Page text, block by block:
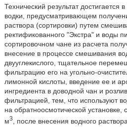
Технический результат достигается
водки, предусматривающем
раствора (сортировки) путем
ректификованного "Экстра" и воды
сортировочном чане из расчета
внесение в процессе смешивания
двууглекислого, тщательное
фильтрацию его на угольно-
лимонной кислоты, введение ее и
ингредиента в доводной чан и
фильтрацией, тем, что используют
на обратноосмотической
м3
, после внесения водного